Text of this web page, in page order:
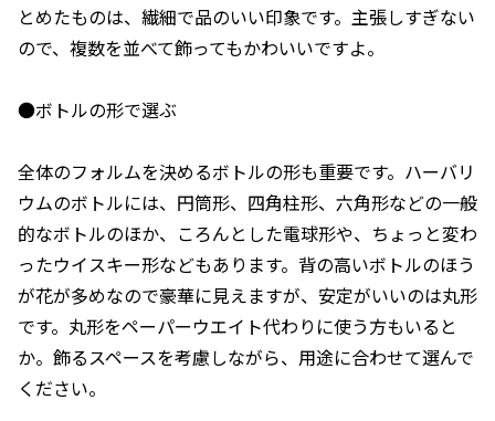
とめたものは、繊細で品のいい印象です。主張しすぎない
ので、複数を並べて飾ってもかわいいですよ。
●ボトルの形で選ぶ
全体のフォルムを決めるボトルの形も重要です。ハーバリ
ウムのボトルには、円筒形、四角柱形、六角形などの一般
的なボトルのほか、ころんとした電球形や、ちょっと変わ
ったウイスキー形などもあります。背の高いボトルのほう
が花が多めなので豪華に見えますが、安定がいいのは丸形
です。丸形をペーパーウエイト代わりに使う方もいると
か。飾るスペースを考慮しながら、用途に合わせて選んで
ください。